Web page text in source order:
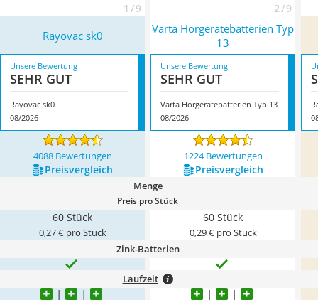
1 / 9 2 / 9
Rayovac sk0
Varta Hörgerätebatterien Typ
13
Unsere Bewertung
SEHR GUT
Rayovac sk0
08/2026
Unsere Bewertung
SEHR GUT
Varta Hörgerätebatterien Typ 13
08/2026
4088 Bewertungen 1224 Bewertungen
Preis­vergleich Preis­vergleich
Menge
Preis pro Stück
60 Stück
0,27 € pro Stück
60 Stück
0,29 € pro Stück
Zink-Batterien
Laufzeit